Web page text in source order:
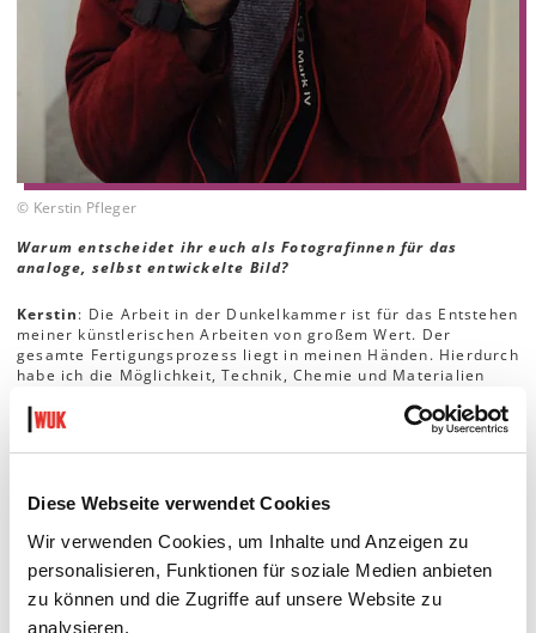
Diese Webseite verwendet Cookies
Wir verwenden Cookies, um Inhalte und Anzeigen zu
personalisieren, Funktionen für soziale Medien anbieten
zu können und die Zugriffe auf unsere Website zu
analysieren.
© Kerstin Pfleger
Warum entscheidet ihr euch als Fotografinnen für das
analoge, selbst entwickelte Bild?
Kerstin: Die Arbeit in der Dunkelkammer ist für das Entstehen
meiner künstlerischen Arbeiten von großem Wert. Der
gesamte Fertigungsprozess liegt in meinen Händen. Hierdurch
habe ich die Möglichkeit, Technik, Chemie und Materialien
dem fotografischen Prozess, wie etwa bei meinen „Hässlichen
Bildern“, die die sogenannte Flüchtlingskrise 2015 mit
Kontaktabzügen von Filmstreifen veranschaulichen.
In den 70er, 80er Jahren war das temporäre Fotolabor im
selbstbestimmte Produktion von Bildern war in gewisser
Weise ein Akt der Selbstermächtigung. Und heute? Wie
würdest du das Arbeiten im Fotolabor heute einordnen?